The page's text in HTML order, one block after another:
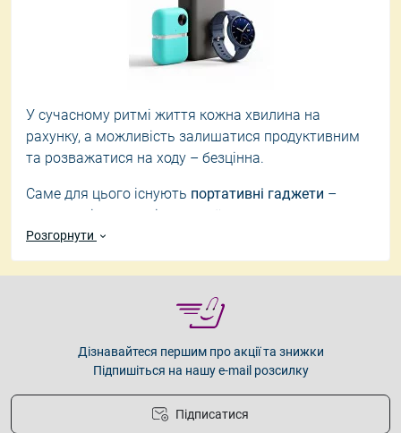
У сучасному ритмі життя кожна хвилина на
рахунку, а можливість залишатися продуктивним
та розважатися на ходу – безцінна.
Саме для цього існують портативні гаджети –
компактні та зручні пристрої, що супроводжують
тебе усюди.
Вони розширюють можливості твого смартфона,
дозволяючи слухати музику, працювати чи
підзаряджати пристрої де завгодно.
Ми пропонуємокорисні дрібнички для життя
доступними цінами в Україні, щоб ти міг
насолоджуватися максимальною мобільністю, не
переплачуючи для свого гаманця.
Розгорнути
Дізнавайтеся першим про акції та знижки
Підпишіться на нашу e-mail розсилку
Підписатися